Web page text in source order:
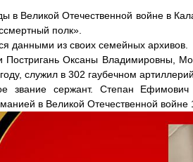
в Великой Отечественной войне в
полк».
данными из своих семейных архивов.
Оксаны Владимировны,
служил в 302 гаубечном
звание сержант. Степан
в Великой Отечественной войне